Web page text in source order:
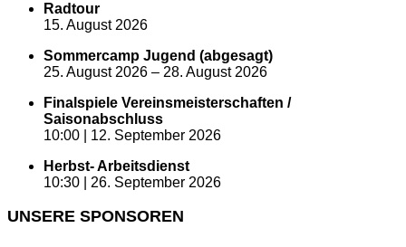
Radtour
15. August 2026
Sommercamp Jugend (abgesagt)
25. August 2026 – 28. August 2026
Finalspiele Vereinsmeisterschaften /
Saisonabschluss
10:00 | 12. September 2026
Herbst- Arbeitsdienst
10:30 | 26. September 2026
UNSERE SPONSOREN